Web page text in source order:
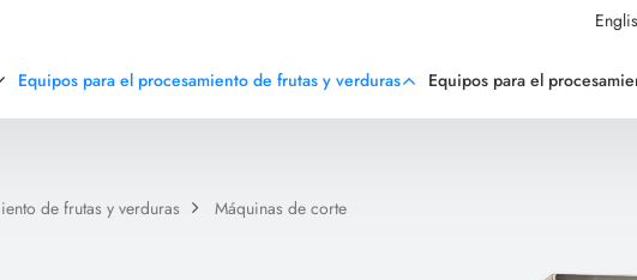
Equipos para el procesamiento de frutas y verduras Equipos para el
de frutas y verduras
Máquinas de corte